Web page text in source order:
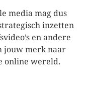
media mag dus
inzetten
en andere
jouw merk naar
online wereld.